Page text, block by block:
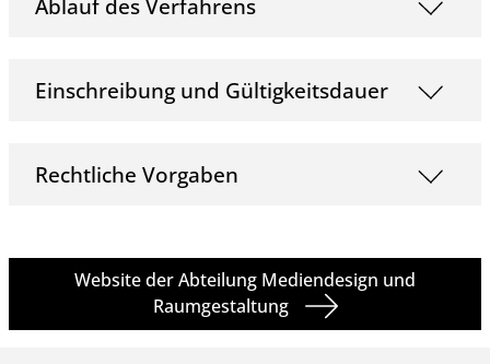
Ablauf des Verfahrens
Einschreibung und Gültigkeitsdauer
Rechtliche Vorgaben
Website der Abteilung Mediendesign und
Raumgestaltung